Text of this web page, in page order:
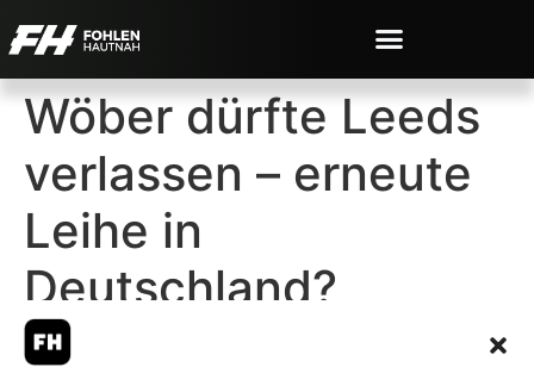
Wöber dürfte Leeds
verlassen – erneute
Leihe in
Deutschland?